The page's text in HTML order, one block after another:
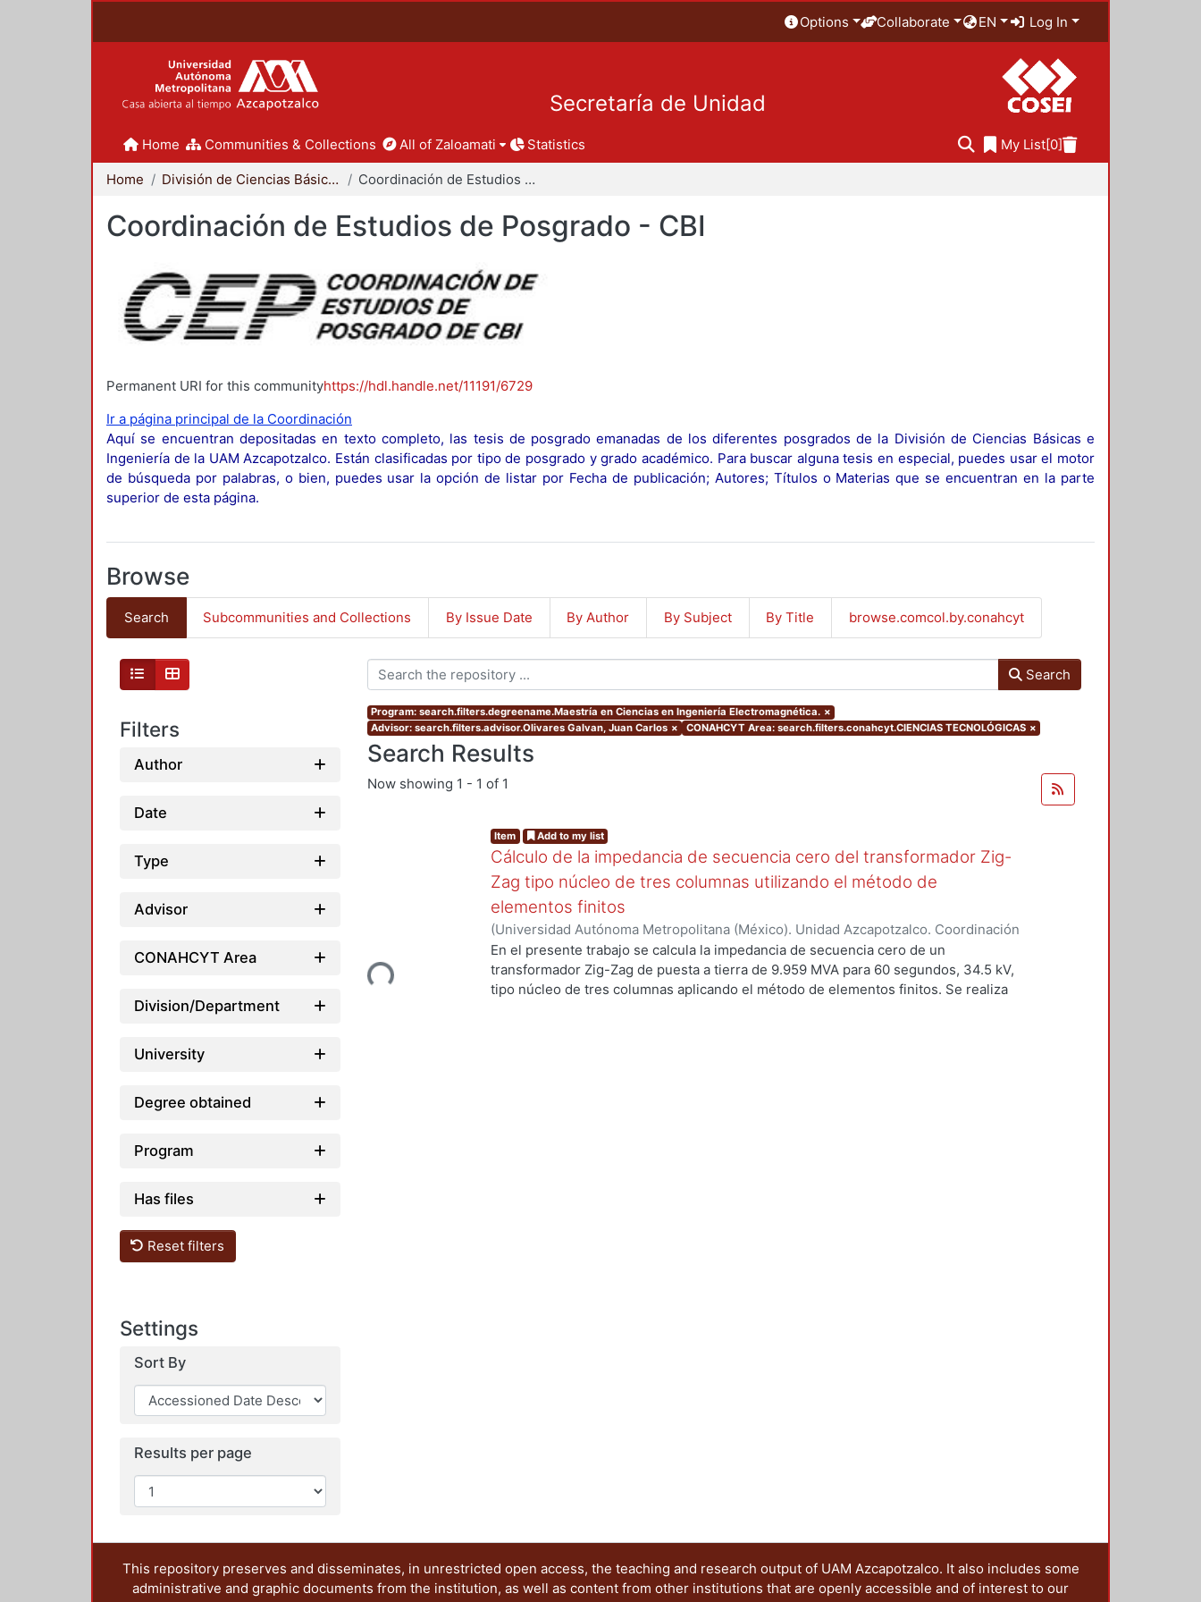
Options Collaborate EN Log In
Secretaría de Unidad
Home Communities & Collections All of Zaloamati Statistics My List[0]
Home División de Ciencias Básicas e Ingeniería Coordinación de Estudios de Posgrado - CBI
Coordinación de Estudios de Posgrado - CBI
Permanent URI for this communityhttps://hdl.handle.net/11191/6729
Ir a página principal de la Coordinación
Aquí se encuentran depositadas en texto completo, las tesis de posgrado emanadas de los diferentes posgrados de la División de Ciencias Básicas e
Ingeniería de la UAM Azcapotzalco. Están clasificadas por tipo de posgrado y grado académico. Para buscar alguna tesis en especial, puedes usar el motor
de búsqueda por palabras, o bien, puedes usar la opción de listar por Fecha de publicación; Autores; Títulos o Materias que se encuentran en la parte
superior de esta página.
Browse
Search Subcommunities and Collections By Issue Date By Author By Subject By Title browse.comcol.by.conahcyt
Filters
Author
Date
Type
Advisor
CONAHCYT Area
Division/Department
University
Degree obtained
Program
Has files
Reset filters
Settings
Sort By
Results per page
Search
Program: search.filters.degreename.Maestría en Ciencias en Ingeniería Electromagnética. ×
Advisor: search.filters.advisor.Olivares Galvan, Juan Carlos × CONAHCYT Area: search.filters.conahcyt.CIENCIAS TECNOLÓGICAS ×
Search Results
Now showing 1 - 1 of 1
Loading...
Item Add to my list
Cálculo de la impedancia de secuencia cero del transformador Zig-
Zag tipo núcleo de tres columnas utilizando el método de
elementos finitos
(Universidad Autónoma Metropolitana (México). Unidad Azcapotzalco. Coordinación
de Servicios de Información.,2020-10)Castillo Pérez, Alejandro
En el presente trabajo se calcula la impedancia de secuencia cero de un
transformador Zig-Zag de puesta a tierra de 9.959 MVA para 60 segundos, 34.5 kV,
tipo núcleo de tres columnas aplicando el método de elementos finitos. Se realiza
This repository preserves and disseminates, in unrestricted open access, the teaching and research output of UAM Azcapotzalco. It also includes some
administrative and graphic documents from the institution, as well as content from other institutions that are openly accessible and of interest to our